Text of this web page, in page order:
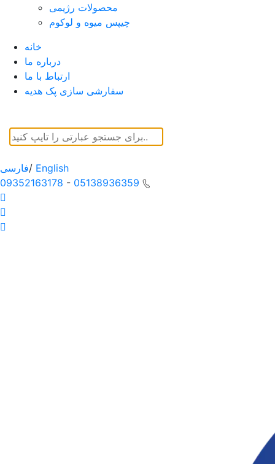
محصولات رژیمی
چیپس میوه و لوکوم
خانه
درباره ما
ارتباط با ما
سفارشی سازی پک هدیه
فارسی/ English
09352163178 - 05138936359